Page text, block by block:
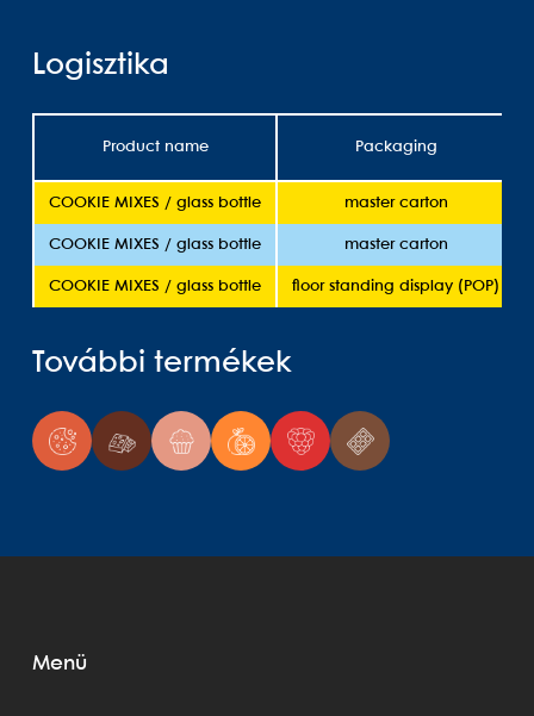
Logisztika
Product name Packaging
COOKIE MIXES / glass bottle master carton
COOKIE MIXES / glass bottle master carton
COOKIE MIXES / glass bottle floor standing display (POP)
További termékek
Menü